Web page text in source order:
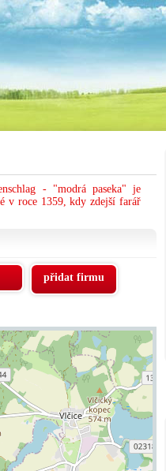
- "modrá paseka" je
v roce 1359, kdy zdejší farář
přidat firmu